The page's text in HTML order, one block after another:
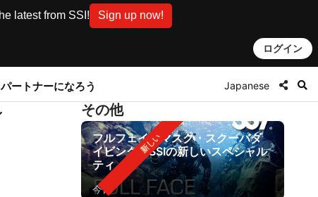
latest from SSI! Sign up now!
ログイン
ートナーになろう Japanese
その他
フルフェイスマスク・スクーバダ
イビング：SSIの新しいスペシャル
ティ
今日